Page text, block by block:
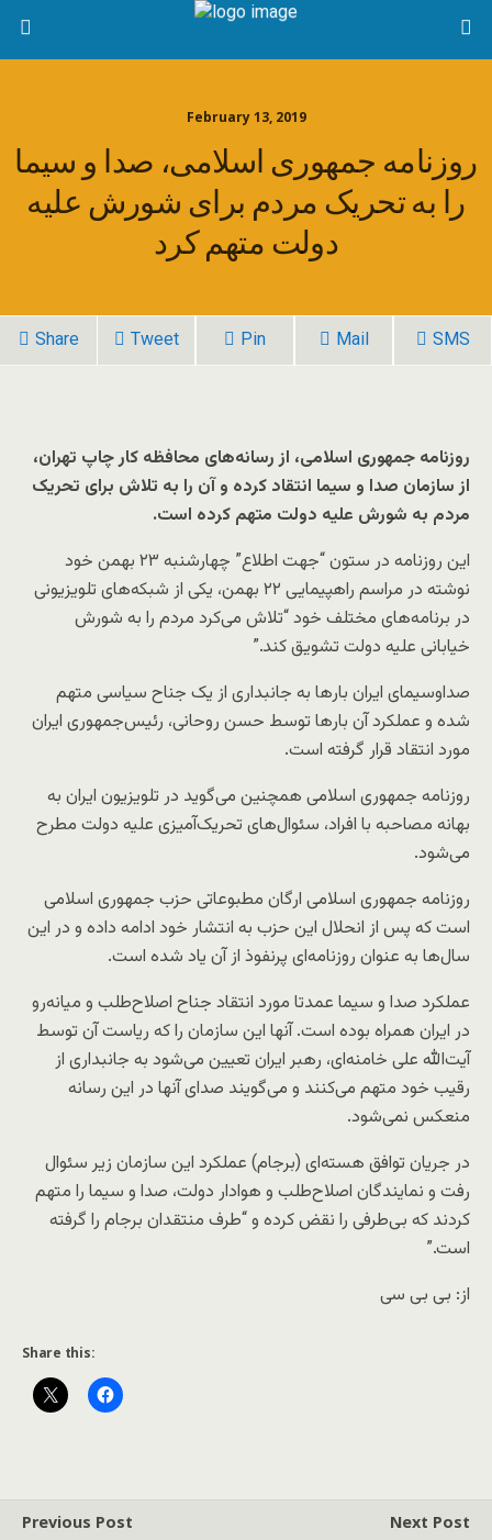
February 13, 2019
روزنامه جمهوری اسلامی، صدا و سیما
را به تحریک مردم برای شورش علیه
دولت متهم کرد
Share Tweet Pin Mail SMS
روزنامه جمهوری اسلامی، از رسانههای محافظه کار چاپ تهران،
از سازمان صدا و سیما انتقاد کرده و آن را به تلاش برای تحریک
مردم به شورش علیه دولت متهم کرده است.
این روزنامه در ستون “جهت اطلاع” چهارشنبه ۲۳ بهمن خود
نوشته در مراسم راهپیمایی ۲۲ بهمن، یکی از شبکه‌های تلویزیونی
در برنامه‌های مختلف خود “تلاش می‌کرد مردم را به شورش
خیابانی علیه دولت تشویق کند.”
صداوسیمای ایران بارها به جانبداری از یک جناح سیاسی متهم
شده و عملکرد آن بارها توسط حسن روحانی، رئیس‌جمهوری ایران
مورد انتقاد قرار گرفته است.
روزنامه جمهوری اسلامی همچنین می‌گوید در تلویزیون ایران به
بهانه مصاحبه با افراد، سئوال‌های تحریک‌آمیزی علیه دولت مطرح
می‌شود.
روزنامه جمهوری اسلامی ارگان مطبوعاتی حزب جمهوری اسلامی
است که پس از انحلال این حزب به انتشار خود ادامه داده و در این
سال‌ها به عنوان روزنامه‌ای پرنفوذ از آن یاد شده است.
عملکرد صدا و سیما عمدتا مورد انتقاد جناح اصلاح‌طلب و میانه‌رو
در ایران همراه بوده است. آنها این سازمان را که ریاست آن توسط
آیت‌الله علی خامنه‌ای، رهبر ایران تعیین می‌شود به جانبداری از
رقیب خود متهم می‌کنند و می‌گویند صدای آنها در این رسانه
منعکس نمی‌شود.
در جریان توافق هسته‌ای (برجام) عملکرد این سازمان زیر سئوال
رفت و نمایندگان اصلاح‌طلب و هوادار دولت، صدا و سیما را متهم
کردند که بی‌طرفی را نقض کرده و “طرف منتقدان برجام را گرفته
است.”
از: بی بی سی
Share this:
Previous Post Next Post